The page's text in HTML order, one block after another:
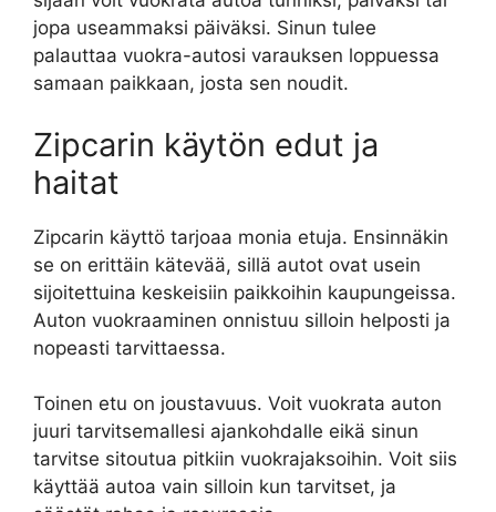
jopa useammaksi päiväksi. Sinun tulee
palauttaa vuokra-autosi varauksen loppuessa
samaan paikkaan, josta sen noudit.
Zipcarin käytön edut ja
haitat
Zipcarin käyttö tarjoaa monia etuja. Ensinnäkin
se on erittäin kätevää, sillä autot ovat usein
sijoitettuina keskeisiin paikkoihin kaupungeissa.
Auton vuokraaminen onnistuu silloin helposti ja
nopeasti tarvittaessa.
Toinen etu on joustavuus. Voit vuokrata auton
juuri tarvitsemallesi ajankohdalle eikä sinun
tarvitse sitoutua pitkiin vuokrajaksoihin. Voit siis
käyttää autoa vain silloin kun tarvitset, ja